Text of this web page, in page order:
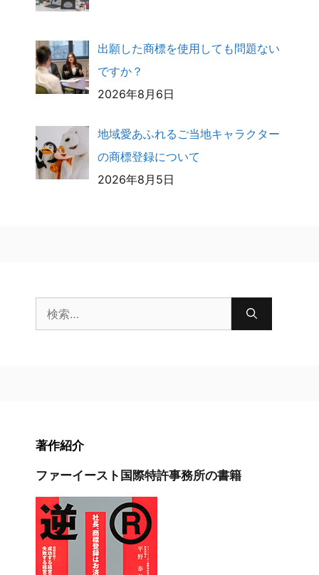
出願した商標を使用しても問題ない
ですか？
2026年8月6日
地域愛あふれるご当地キャラクター
の商標登録について
2026年8月5日
索:
著作紹介
ファーイースト国際特許事務所の書籍